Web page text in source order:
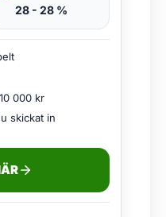
28 - 28 %
000 kr
skickat in